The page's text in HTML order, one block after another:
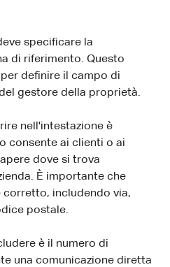
specificare la
di riferimento. Questo
definire il campo di
gestore della proprietà.
nell'intestazione è
consente ai clienti o ai
dove si trova
È importante che
corretto, includendo via,
postale.
è il numero di
una comunicazione diretta